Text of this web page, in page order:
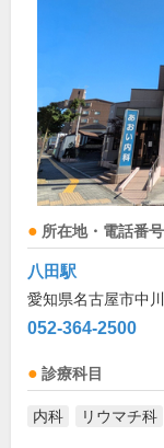
所在地・電話番号
八田駅
愛知県名古屋市中
052-364-2500
診療科目
内科 リウマチ科